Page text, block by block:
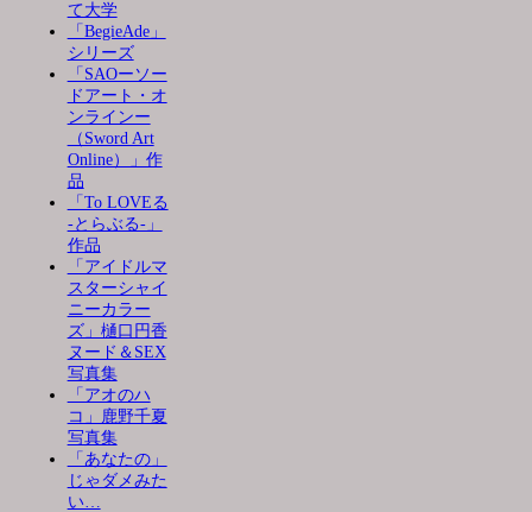
て大学
「BegieAde」
シリーズ
「SAOーソー
ドアート・オ
ンラインー
（Sword Art
Online）」作
品
「To LOVEる
-とらぶる-」
作品
「アイドルマ
スターシャイ
ニーカラー
ズ」樋口円香
ヌード＆SEX
写真集
「アオのハ
コ」鹿野千夏
写真集
「あなたの」
じゃダメみた
い…